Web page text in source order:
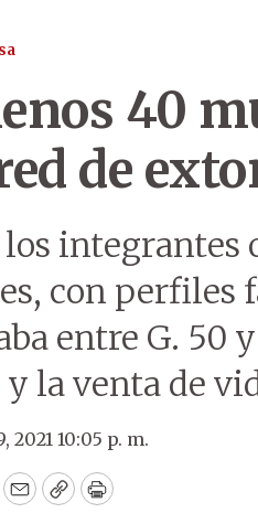
40
de
integrantes
con perfiles
entre G. 50
la venta de
2021 10:05 p. m.
EmailCopyPrint